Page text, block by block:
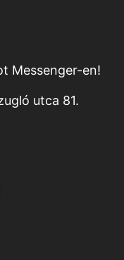
Messenger-en!
utca 81.